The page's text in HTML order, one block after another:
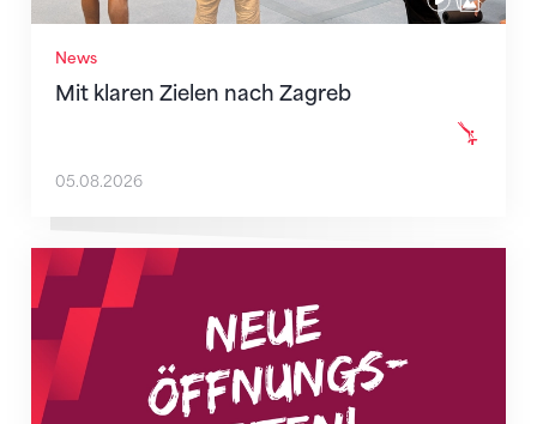
News
Mit klaren Zielen nach Zagreb
05.08.2026
Neue Empfangszeiten ab 1. August 2026